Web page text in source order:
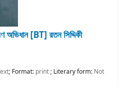
অভিধান[BT] রতন সিদ্দিকী
; Format: print; Literary form: Not